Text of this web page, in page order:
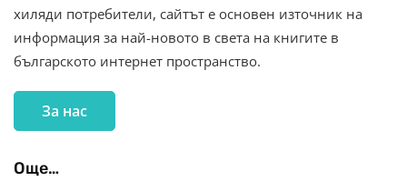
хиляди потребители, сайтът е основен източник на
информация за най-новото в света на книгите в
българското интернет пространство.
За нас
Още…